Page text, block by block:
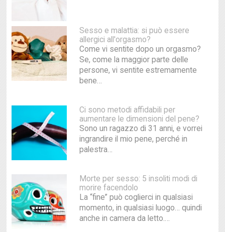
Sesso e malattia: si può essere
allergici all'orgasmo?
Come vi sentite dopo un orgasmo?
Se, come la maggior parte delle
persone, vi sentite estremamente
bene…
Ci sono metodi affidabili per
aumentare le dimensioni del pene?
Sono un ragazzo di 31 anni, e vorrei
ingrandire il mio pene, perché in
palestra…
Morte per sesso: 5 insoliti modi di
morire facendolo
La “fine” può coglierci in qualsiasi
momento, in qualsiasi luogo… quindi
anche in camera da letto.…